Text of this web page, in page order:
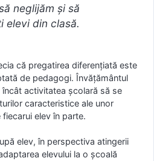
neglijăm şi să
elevi din clasă.
că pregatirea diferenţiată este
de pedagogi. Învăţământul
activitatea şcolară să se
caracteristice ale unor
elev în parte.
elev, în perspectiva atingerii
elevului la o şcoală